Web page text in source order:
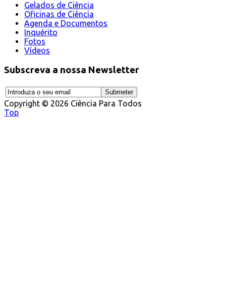
Gelados de Ciência
Oficinas de Ciência
Agenda e Documentos
Inquérito
Fotos
Vídeos
Subscreva a nossa Newsletter
Copyright © 2026 Ciência Para Todos
Top